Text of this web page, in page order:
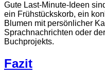
Gute Last-Minute-Ideen
ein Frühstückskorb, ein
Blumen mit persönlicher
Sprachnachrichten oder
Buchprojekts.
Fazit